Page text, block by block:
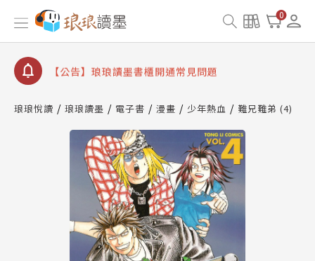
0
【公告】因 Readmoo 讀墨系統維護中，本站同步暫
停部分閱讀服務
【公告】琅琅讀墨數位閱讀資產合併與書櫃開通申請
【公告】琅琅讀墨書櫃開通常見問題
請圖文教學
查詢
【公告】因 Readmoo 讀墨系統維護中，本站同步暫
停部分閱讀服務
琅琅悅讀 琅琅讀墨 電子書 漫畫 少年熱血 難兄難弟 (4)